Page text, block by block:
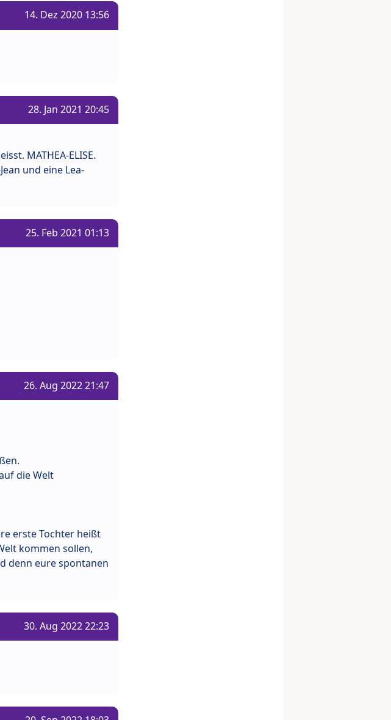
14. Dez 2020 13:56
28. Jan 2021 20:45
MATHEA-ELISE.
und eine Lea-
25. Feb 2021 01:13
26. Aug 2022 21:47
die Welt
erste Tochter heißt
kommen sollen,
denn eure spontanen
30. Aug 2022 22:23